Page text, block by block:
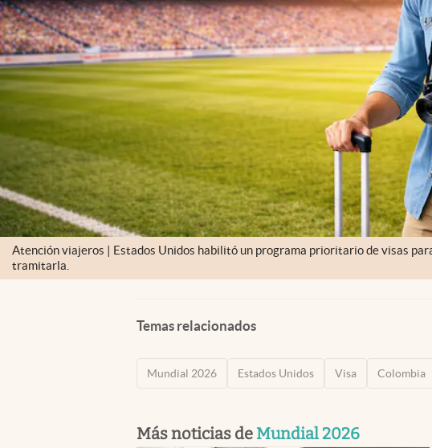
Atención viajeros | Estados Unidos habilitó un programa prioritario de visas
tramitarla.
Temas relacionados
Mundial 2026 Estados Unidos Visa Colombia
Más noticias de Mundial 2026